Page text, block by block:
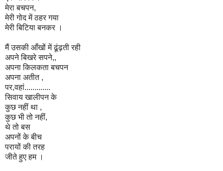
मेरा बचपन,
मेरी गोद में ठहर गया
मेरी बिटिया बनकर ।
मैं उसकी आँखों में ढूंढ़ती रही
अपने बिखरे सपने,,
अपना किलकता बचपन
अपना अतीत ,
पर,वहां.............
सिवाय खालीपन के
कुछ नहीं था ,
कुछ भी तो नहीं,
थे तो बस
अपनों के बीच
परायों की तरह
जीते हुए हम ।